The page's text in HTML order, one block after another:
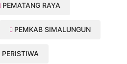
PEMATANG RAYA
PEMKAB SIMALUNGUN
PERISTIWA